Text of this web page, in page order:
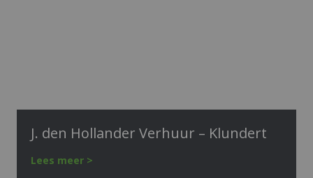
J. den Hollander Verhuur – Klundert
Lees meer >